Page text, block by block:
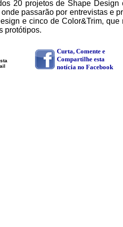
20 projetos de Shape
passarão por entrevistas e
e cinco de Color&Trim, que
protótipos.
Curta, Comente e
Compartilhe esta
notícia no Facebook